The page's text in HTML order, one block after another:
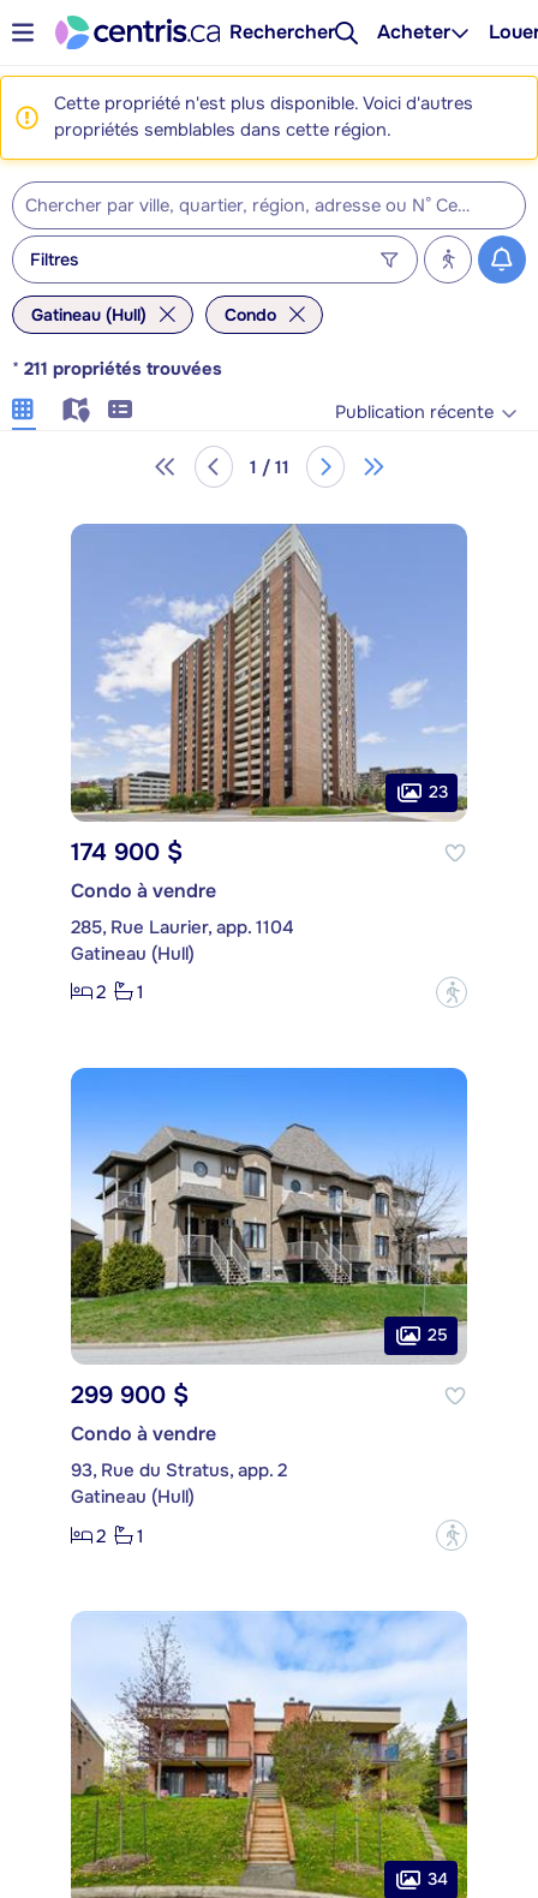
Rechercher Acheter
Cette propriété n'est plus disponible. Voici d'autres
propriétés semblables dans cette région.
Filtres
Gatineau (Hull) Condo
* 211 propriétés trouvées
Publication récente
1 / 11
23
174 900 $
Condo à vendre
285, Rue Laurier, app. 1104
Gatineau (Hull)
2
1 ?
25
299 900 $
Condo à vendre
93, Rue du Stratus, app. 2
Gatineau (Hull)
2
1 ?
34